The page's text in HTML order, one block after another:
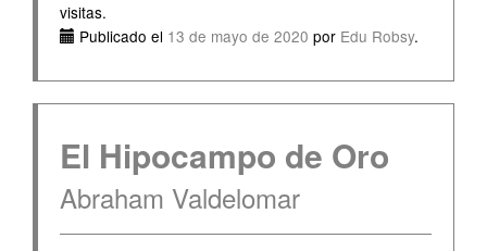
visitas.
Publicado el 13 de mayo de 2020 por Edu Robsy.
El Hipocampo de Oro
Abraham Valdelomar